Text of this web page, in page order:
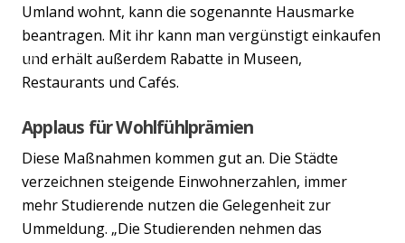
Previous
Umland wohnt, kann die sogenannte Hausmarke
beantragen. Mit ihr kann man vergünstigt einkaufen
und erhält außerdem Rabatte in Museen,
Restaurants und Cafés.
Applaus für Wohlfühlprämien
Diese Maßnahmen kommen gut an. Die Städte
verzeichnen steigende Einwohnerzahlen, immer
mehr Studierende nutzen die Gelegenheit zur
Ummeldung. „Die Studierenden nehmen das